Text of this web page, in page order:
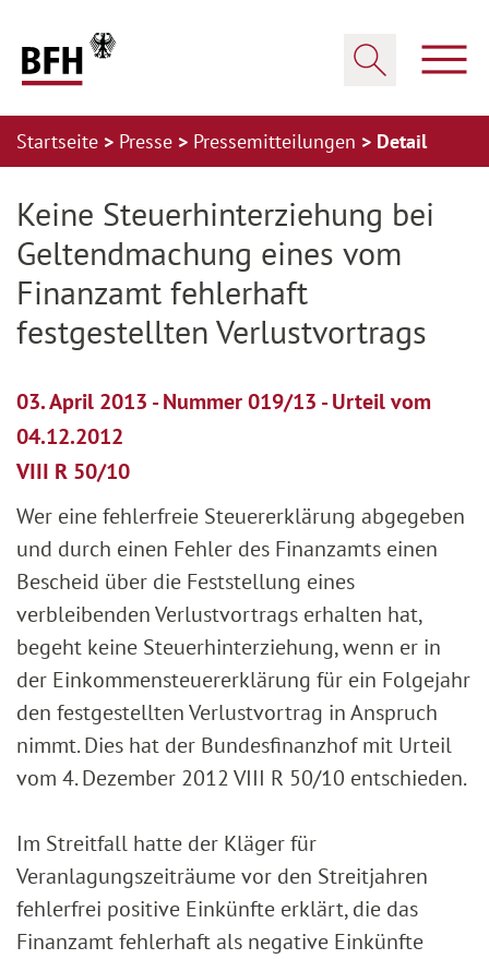
Startseite Presse Pressemitteilungen Detail
Keine Steuerhinterziehung bei
Geltendmachung eines vom
Finanzamt fehlerhaft
festgestellten Verlustvortrags
03. April 2013 - Nummer 019/13 - Urteil vom
04.12.2012
VIII R 50/10
Wer eine fehlerfreie Steuererklärung abgegeben
und durch einen Fehler des Finanzamts einen
Bescheid über die Feststellung eines
verbleibenden Verlustvortrags erhalten hat,
begeht keine Steuerhinterziehung, wenn er in
der Einkommensteuererklärung für ein Folgejahr
den festgestellten Verlustvortrag in Anspruch
nimmt. Dies hat der Bundesfinanzhof mit Urteil
vom 4. Dezember 2012 VIII R 50/10 entschieden.
Im Streitfall hatte der Kläger für
Veranlagungszeiträume vor den Streitjahren
fehlerfrei positive Einkünfte erklärt, die das
Finanzamt fehlerhaft als negative Einkünfte